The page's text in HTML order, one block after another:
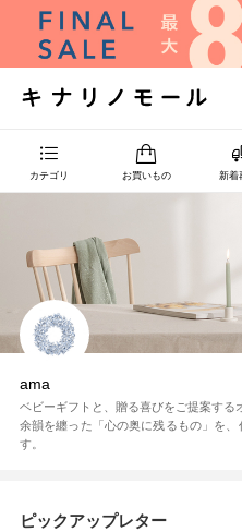
カテゴリ お買いもの 新着
ama
ベビーギフトと、贈る喜びをご提案する
余韻を纏った「心の奥に残るもの」を
す。
ピックアップレター